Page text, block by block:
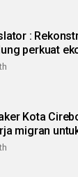
Jalan Soreang-
perkuat
Kota
migran